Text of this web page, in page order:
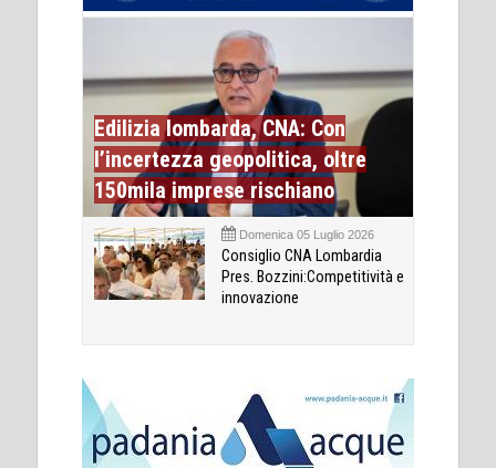
Edilizia lombarda, CNA: Con
l’incertezza geopolitica, oltre
150mila imprese rischiano
Domenica 05 Luglio 2026
Consiglio CNA Lombardia
Pres. Bozzini:Competitività e
innovazione